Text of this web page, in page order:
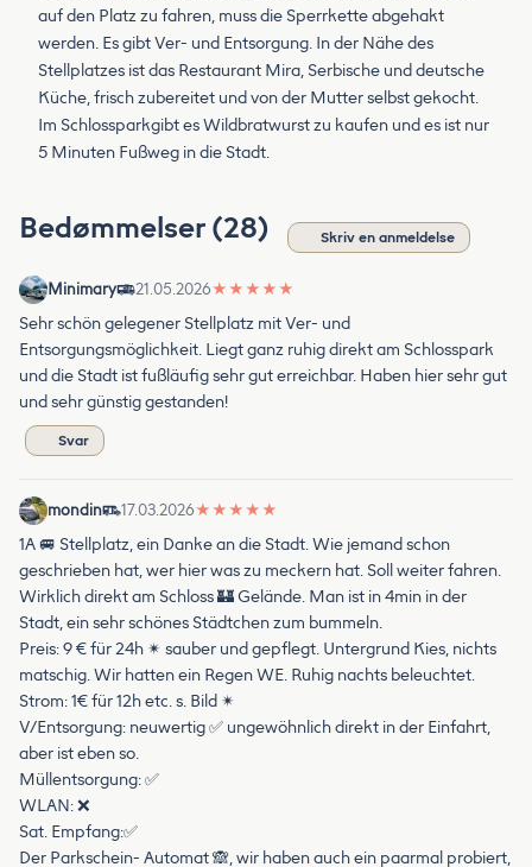
auf den Platz zu fahren, muss die Sperrkette abgehakt
werden. Es gibt Ver- und Entsorgung. In der Nähe des
Stellplatzes ist das Restaurant Mira, Serbische und deutsche
Küche, frisch zubereitet und von der Mutter selbst gekocht.
Im Schlossparkgibt es Wildbratwurst zu kaufen und es ist nur
5 Minuten Fußweg in die Stadt.
Bedømmelser (28) Skriv en anmeldelse
Minimary 21.05.2026★ ★ ★ ★ ★
Sehr schön gelegener Stellplatz mit Ver- und
Entsorgungsmöglichkeit. Liegt ganz ruhig direkt am Schlosspark
und die Stadt ist fußläufig sehr gut erreichbar. Haben hier sehr gut
und sehr günstig gestanden!
Svar
mondin 17.03.2026★ ★ ★ ★ ★
1A 🚐 Stellplatz, ein Danke an die Stadt. Wie jemand schon
geschrieben hat, wer hier was zu meckern hat. Soll weiter fahren.
Wirklich direkt am Schloss 🏰 Gelände. Man ist in 4min in der
Stadt, ein sehr schönes Städtchen zum bummeln.
Preis: 9 € für 24h ✴ sauber und gepflegt. Untergrund Kies, nichts
matschig. Wir hatten ein Regen WE. Ruhig nachts beleuchtet.
Strom: 1€ für 12h etc. s. Bild ✴
V/Entsorgung: neuwertig ✅ ungewöhnlich direkt in der Einfahrt,
aber ist eben so.
Müllentsorgung: ✅
WLAN: ❌
Sat. Empfang:✅
Der Parkschein- Automat 🙈, wir haben auch ein paarmal probiert,